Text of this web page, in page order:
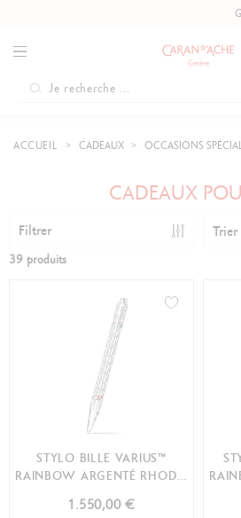
ACCUEIL CADEAUX OCCASIONS
CADEAUX
Filtrer Trier
39 produits
STYLO BILLE VARIUS™
RAINBOW ARGENTÉ RHODIÉ
1.550,00 €